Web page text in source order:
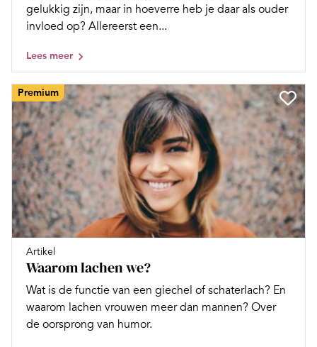
gelukkig zijn, maar in hoeverre heb je daar als ouder
invloed op? Allereerst een...
Lees meer
Premium
Artikel
Waarom lachen we?
Wat is de functie van een giechel of schaterlach? En
waarom lachen vrouwen meer dan mannen? Over
de oorsprong van humor.